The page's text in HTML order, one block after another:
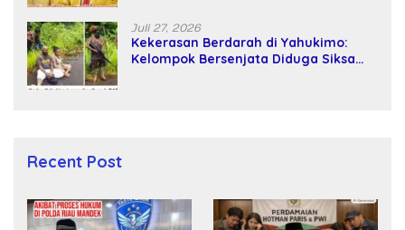
Juli 27, 2026
Kekerasan Berdarah di Yahukimo:
Kelompok Bersenjata Diduga Siksa
Recent Post